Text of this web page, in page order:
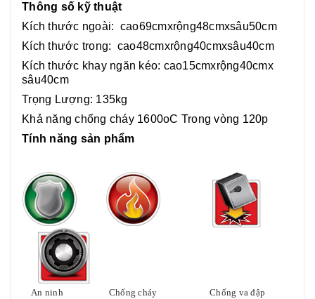
Thông số kỹ thuật
Kích thước ngoài: cao69cmxrộng48cmxsâu50cm
Kích thước trong: cao48cmxrộng40cmxsâu40cm
Kích thước khay ngăn kéo: cao15cmxrộng40cmx
sâu40cm
Trọng Lượng: 135kg
Khả năng chống cháy 1600oC Trong vòng 120p
Tính năng sản phẩm
An ninh Chống cháy
Chống va đập